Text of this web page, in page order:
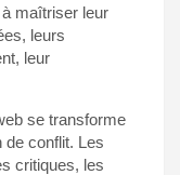
maîtriser leur
leurs
leur
se transforme
de conflit. Les
critiques, les